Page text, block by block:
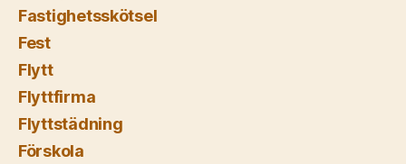
Fastighetsskötsel
Fest
Flytt
Flyttfirma
Flyttstädning
Förskola